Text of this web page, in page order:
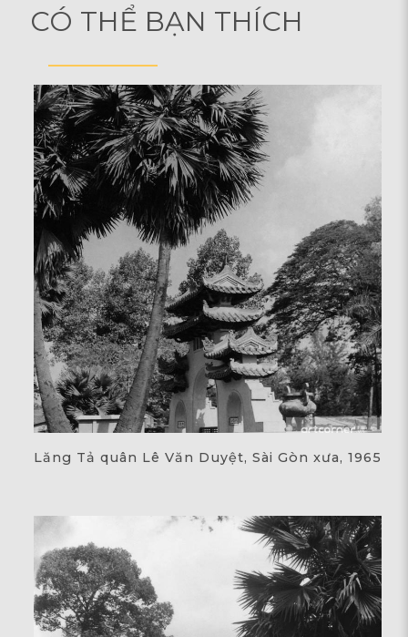
CÓ THỂ BẠN THÍCH
Lăng Tả quân Lê Văn Duyệt, Sài Gòn xưa, 1965